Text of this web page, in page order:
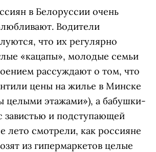
в Белоруссии очень
Водители
что их регулярно
«кацапы», молодые семьи
рассуждают о том, что
цены на жилье в Минске
целыми этажами»), а бабушки-
завистью и подступающей
лето смотрели, как россияне
из гипермаркетов целые